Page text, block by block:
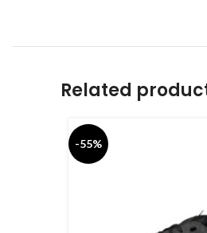
Related
-55%